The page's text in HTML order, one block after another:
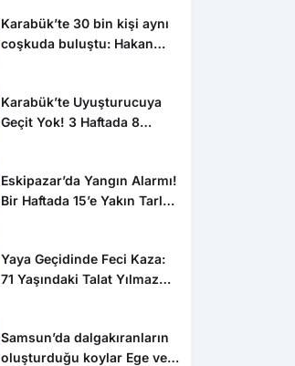
Karabük’te 30 bin kişi aynı
coşkuda buluştu: Hakan
Karabük’te Uyuşturucuya
Geçit Yok! 3 Haftada 8
Eskipazar’da Yangın Alarmı!
Bir Haftada 15’e Yakın Tarla
Yaya Geçidinde Feci Kaza:
71 Yaşındaki Talat Yılmaz
Samsun’da dalgakıranların
oluşturduğu koylar Ege ve